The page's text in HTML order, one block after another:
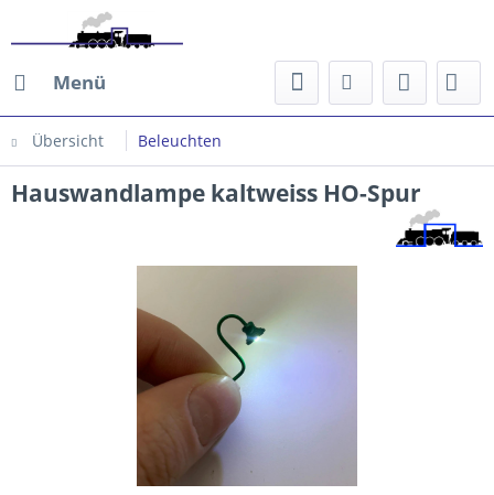
Menü
Übersicht Beleuchten
Hauswandlampe kaltweiss HO-Spur